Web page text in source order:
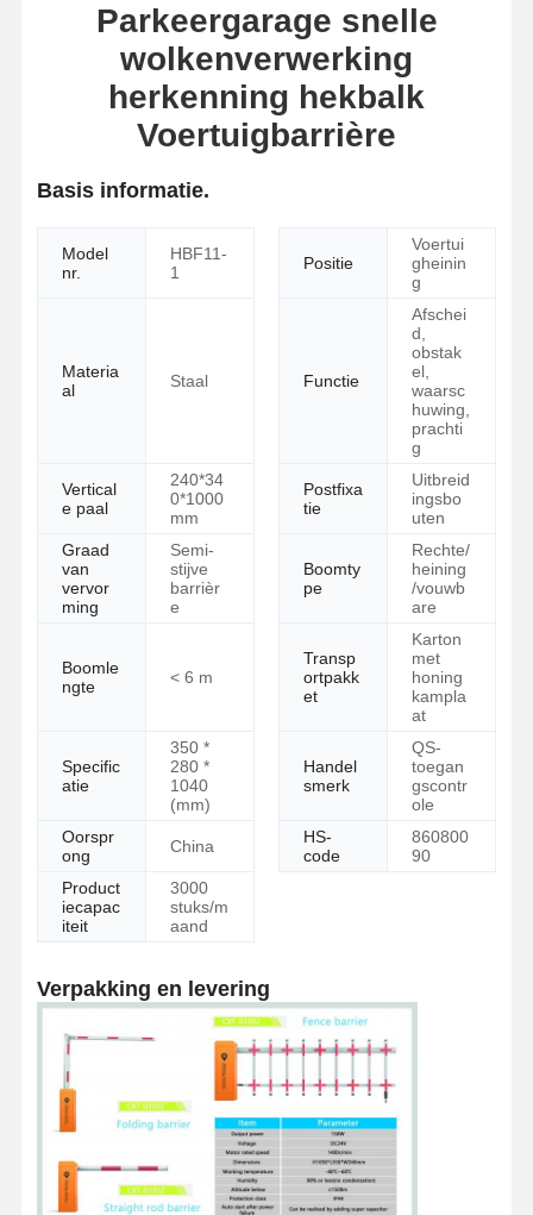
Producten Over Ons
Parkeergarage snelle
wolkenverwerking
herkenning hekbalk
Voertuigbarrière
Basis informatie.
Model
nr.
HBF11-
1
Positie
Voertui
gheinin
g
Materia
al
Staal Functie
Afschei
d,
obstak
el,
waarsc
huwing,
prachti
g
Vertical
e paal
240*34
0*1000
mm
Postfixa
tie
Uitbreid
ingsbo
uten
Graad
van
vervor
ming
Semi-
stijve
barrièr
e
Boomty
pe
Rechte/
heining
/vouwb
are
Boomle
ngte
< 6 m
Transp
ortpakk
et
Karton
met
honing
kampla
at
Specific
atie
350 *
280 *
1040
(mm)
Handel
smerk
QS-
toegan
gscontr
ole
Oorspr
ong
China
HS-
code
860800
90
Product
iecapac
iteit
3000
stuks/m
aand
Verpakking en levering